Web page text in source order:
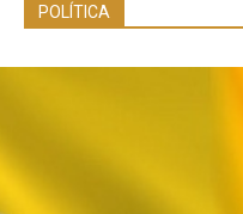
POLÍTICA